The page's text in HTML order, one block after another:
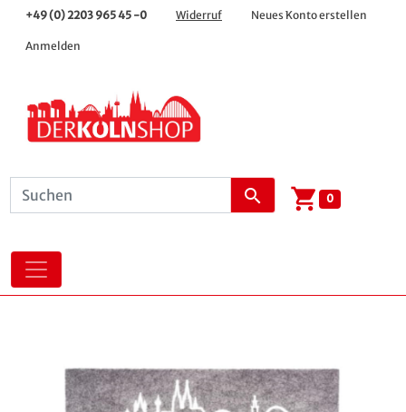
+49 (0) 2203 965 45 -0 Widerruf Neues Konto erstellen
Anmelden
search shopping_cart 0